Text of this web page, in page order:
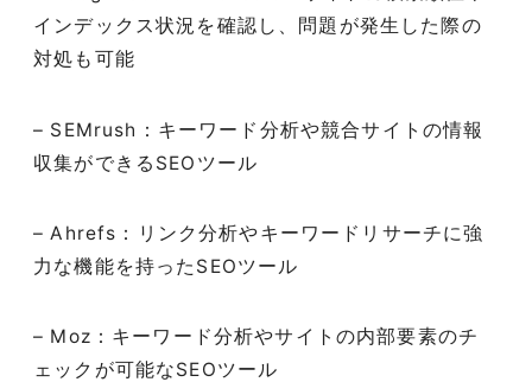
インデックス状況を確認し、問題が発生した際の
対処も可能
– SEMrush：キーワード分析や競合サイトの情報
収集ができるSEOツール
– Ahrefs：リンク分析やキーワードリサーチに強
力な機能を持ったSEOツール
– Moz：キーワード分析やサイトの内部要素のチ
ェックが可能なSEOツール